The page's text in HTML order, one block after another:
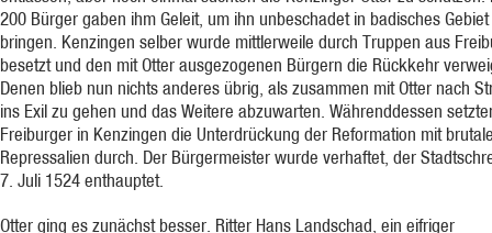
200 Bürger gaben ihm Geleit, um ihn unbeschadet in badisches
bringen. Kenzingen selber wurde mittlerweile durch Truppen aus
besetzt und den mit Otter ausgezogenen Bürgern die Rückkehr
Denen blieb nun nichts anderes übrig, als zusammen mit Otter nach
ins Exil zu gehen und das Weitere abzuwarten. Währenddessen
Freiburger in Kenzingen die Unterdrückung der Reformation mit
Repressalien durch. Der Bürgermeister wurde verhaftet, der
7. Juli 1524 enthauptet.
Otter ging es zunächst besser. Ritter Hans Landschad, ein eifriger